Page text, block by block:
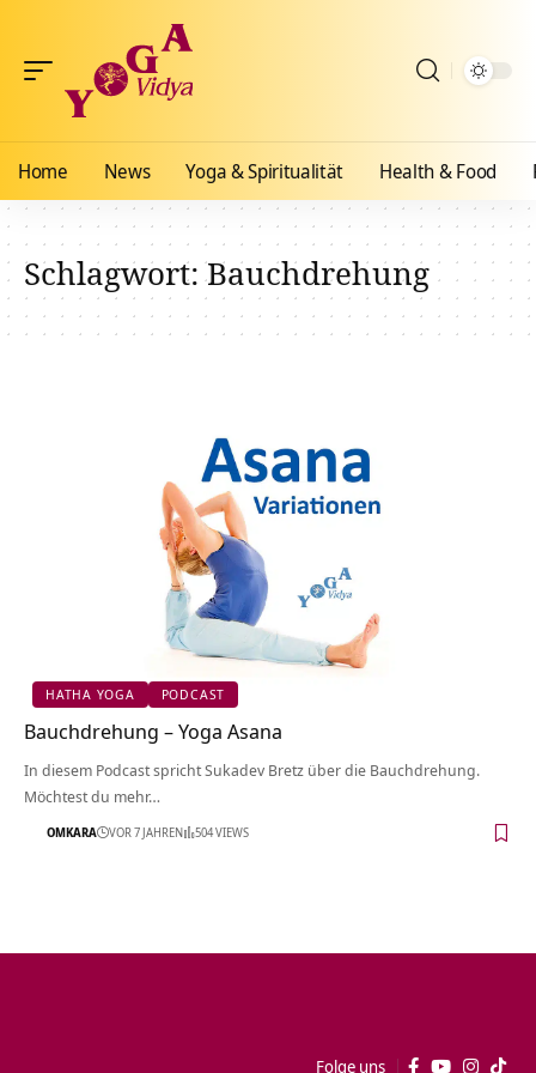
Home News Yoga & Spiritualität Health & Food
Schlagwort:Bauchdrehung
HATHA YOGA PODCAST
Bauchdrehung – Yoga Asana
In diesem Podcast spricht Sukadev Bretz über die Bauchdrehung.
Möchtest du mehr…
OMKARA VOR 7 JAHREN 504 VIEWS
Folge uns